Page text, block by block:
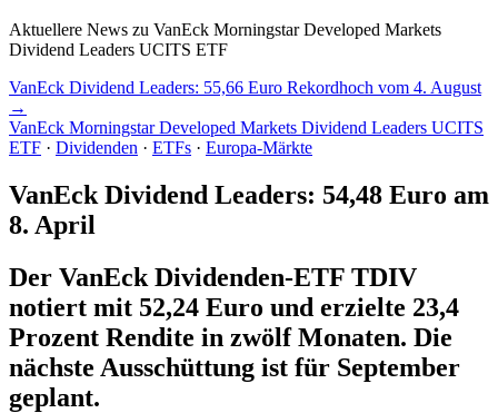
Aktuellere News zu VanEck Morningstar Developed Markets
Dividend Leaders UCITS ETF
VanEck Dividend Leaders: 55,66 Euro Rekordhoch vom 4. August
→
VanEck Morningstar Developed Markets Dividend Leaders UCITS
ETF · Dividenden · ETFs · Europa-Märkte
VanEck Dividend Leaders: 54,48 Euro am
8. April
Der VanEck Dividenden-ETF TDIV
notiert mit 52,24 Euro und erzielte 23,4
Prozent Rendite in zwölf Monaten. Die
nächste Ausschüttung ist für September
geplant.